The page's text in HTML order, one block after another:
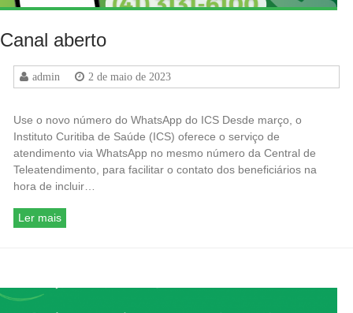
Canal aberto
admin 2 de maio de 2023
Use o novo número do WhatsApp do ICS Desde março, o
Instituto Curitiba de Saúde (ICS) oferece o serviço de
atendimento via WhatsApp no mesmo número da Central de
Teleatendimento, para facilitar o contato dos beneficiários na
hora de incluir…
Ler mais